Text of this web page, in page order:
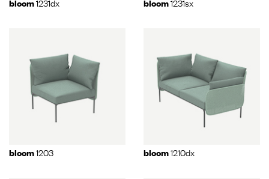
bloom bloom
bloom1203 bloom1210dx